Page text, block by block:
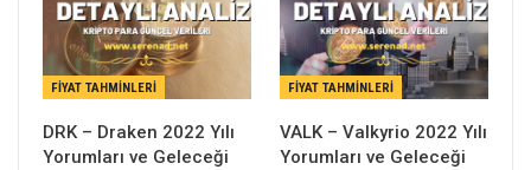
FIYAT TAHMINLERI
DRK – Draken 2022 Yılı
Yorumları ve Geleceği
FIYAT TAHMINLERI
VALK – Valkyrio 2022 Yılı
Yorumları ve Geleceği